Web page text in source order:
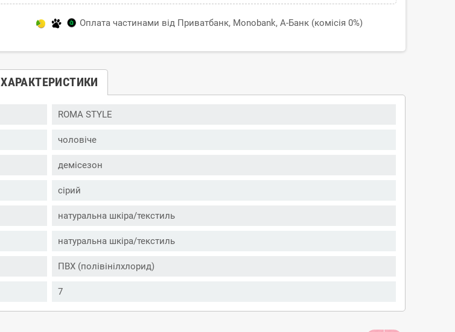
Оплата частинами від Приватбанк, Monobank, А-Банк (комісія 0%)
ХАРАКТЕРИСТИКИ
ROMA STYLE
чоловіче
демісезон
сірий
натуральна шкіра/текстиль
натуральна шкіра/текстиль
ПВХ (полівінілхлорид)
7